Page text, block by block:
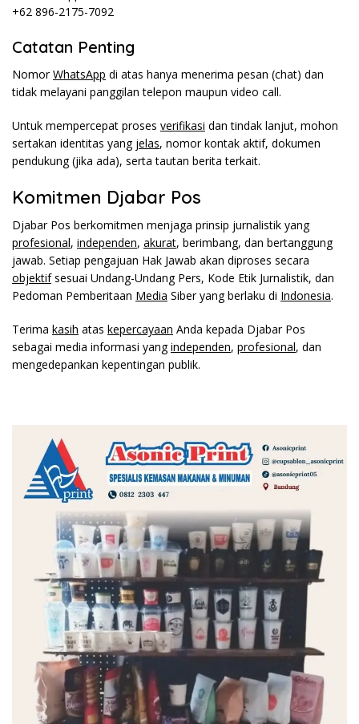
+62 896-2175-7092
Catatan Penting
NomorWhatsApp di atas hanya menerima pesan (chat) dan
tidak melayani panggilan telepon maupun video call.
Untuk mempercepat proses verifikasi dan tindak lanjut, mohon
sertakan identitas yang jelas, nomor kontak aktif, dokumen
pendukung (jika ada), serta tautan berita terkait.
Komitmen Djabar Pos
Djabar Pos berkomitmen menjaga prinsip jurnalistik yang
profesional, independen, akurat, berimbang, dan bertanggung
jawab. Setiap pengajuan Hak Jawab akan diproses secara
objektifsesuai Undang-Undang Pers, Kode Etik Jurnalistik, dan
Pedoman Pemberitaan Media Siber yang berlaku di Indonesia.
Terima kasih atas kepercayaan Anda kepada Djabar Pos
sebagai media informasi yangindependen, profesional, dan
mengedepankan kepentingan publik.